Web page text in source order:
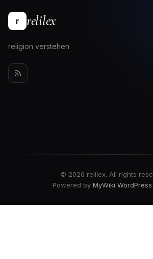
r relilex
religion verstehen
© 2026 relilex. All rights
Powered by MyWiki